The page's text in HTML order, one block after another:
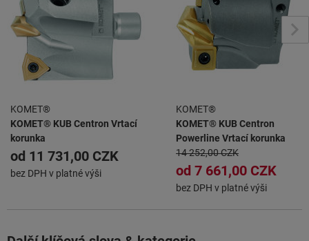
KOMET®
KOMET® KUB Centron Vrtací
korunka
od 11 731,00 CZK
bez DPH v platné výši
KOMET®
KOMET® KUB Centron
Powerline Vrtací korunka
14 252,00 CZK
od 7 661,00 CZK
bez DPH v platné výši